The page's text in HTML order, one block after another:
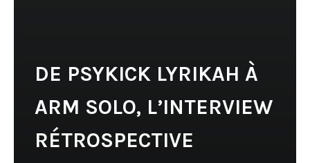
DE PSYKICK LYRIKAH À
ARM SOLO, L’INTERVIEW
RÉTROSPECTIVE